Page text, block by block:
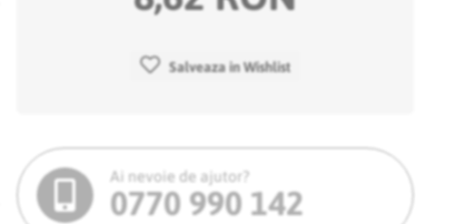
Salveaza in Wishlist
Ai nevoie de ajutor?
0770 990 142